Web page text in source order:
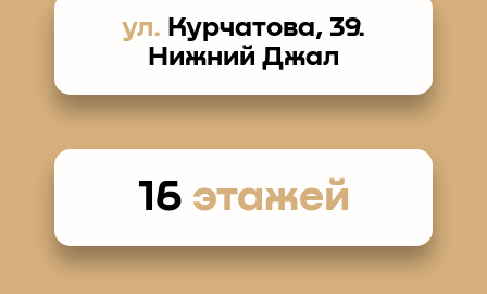
ул. Курчатова, 39.
Нижний Джал
16 этажей